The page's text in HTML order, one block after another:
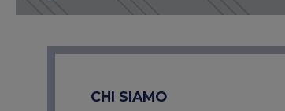
CHI SIAMO